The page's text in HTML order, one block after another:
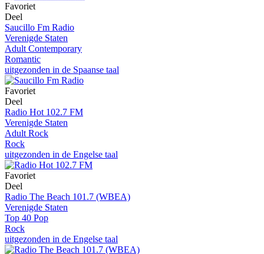
Favoriet
Deel
Saucillo Fm Radio
Verenigde Staten
Adult Contemporary
Romantic
uitgezonden in de Spaanse taal
Favoriet
Deel
Radio Hot 102.7 FM
Verenigde Staten
Adult Rock
Rock
uitgezonden in de Engelse taal
Favoriet
Deel
Radio The Beach 101.7 (WBEA)
Verenigde Staten
Top 40 Pop
Rock
uitgezonden in de Engelse taal